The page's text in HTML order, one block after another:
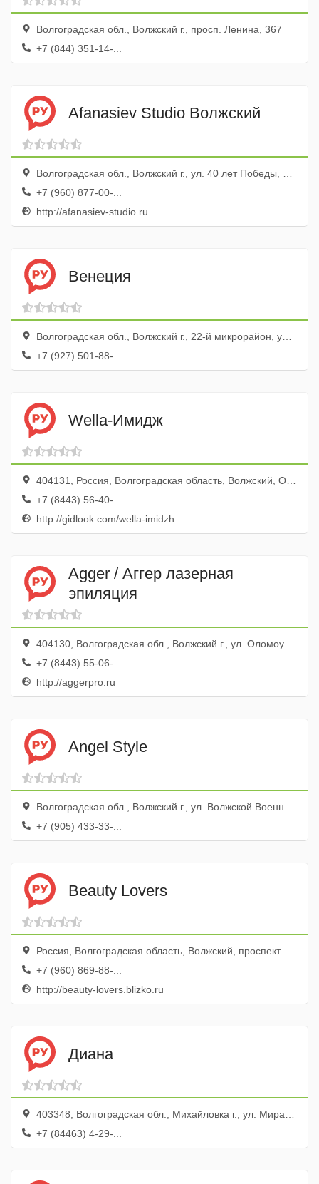
Волгоградская обл., Волжский г., просп. Ленина, 367
+7 (844) 351-14-...
Afanasiev Studio Волжский
Волгоградская обл., Волжский г., ул. 40 лет Победы, 66а
+7 (960) 877-00-...
http://afanasiev-studio.ru
Венеция
Волгоградская обл., Волжский г., 22-й микрорайон, ул. Нечаевой, 6
+7 (927) 501-88-...
Wella-Имидж
404131, Россия, Волгоградская область, Волжский, Оломоуцкая улица, 31
+7 (8443) 56-40-...
http://gidlook.com/wella-imidzh
Agger / Аггер лазерная
эпиляция
404130, Волгоградская обл., Волжский г., ул. Оломоуцкая, 16
+7 (8443) 55-06-...
http://aggerpro.ru
Angel Style
Волгоградская обл., Волжский г., ул. Волжской Военной Флотилии, 80а
+7 (905) 433-33-...
Beauty Lovers
Россия, Волгоградская область, Волжский, проспект Ленина, 32
+7 (960) 869-88-...
http://beauty-lovers.blizko.ru
Диана
403348, Волгоградская обл., Михайловка г., ул. Мира, 81
+7 (84463) 4-29-...